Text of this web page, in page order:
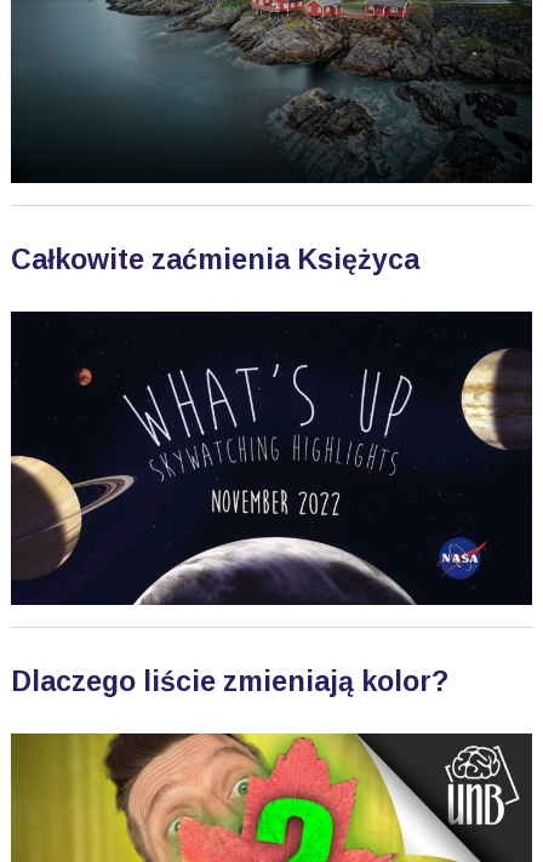
Całkowite zaćmienia Księżyca
Dlaczego liście zmieniają kolor?